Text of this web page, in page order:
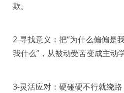
欺。
2-寻找意义：把“为什么偏偏是
我什么”，从被动受苦变成主动学
3-灵活应对：硬碰硬不行就绕